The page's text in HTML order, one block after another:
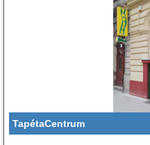
TapétaCentrum